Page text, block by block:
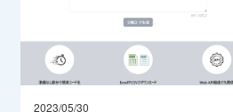
2023/05/30